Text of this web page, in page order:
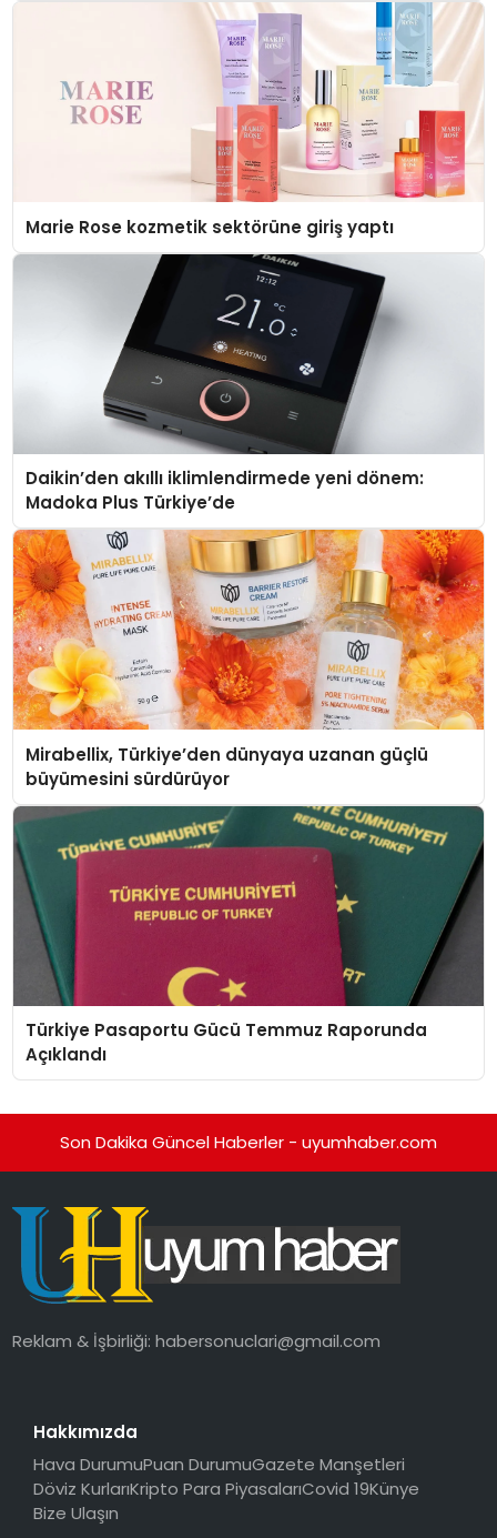
Marie Rose kozmetik sektörüne giriş yaptı
Daikin’den akıllı iklimlendirmede yeni dönem:
Madoka Plus Türkiye’de
Mirabellix, Türkiye’den dünyaya uzanan güçlü
büyümesini sürdürüyor
Türkiye Pasaportu Gücü Temmuz Raporunda
Açıklandı
Son Dakika Güncel Haberler - uyumhaber.com
Reklam & İşbirliği:habersonuclari@gmail.com
Hakkımızda
Hava DurumuPuan DurumuGazete Manşetleri
Döviz KurlarıKripto Para PiyasalarıCovid 19Künye
Bize Ulaşın